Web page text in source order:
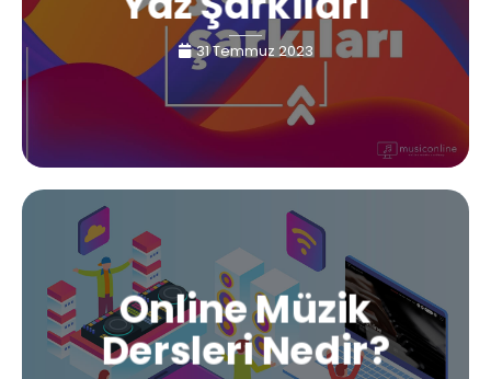
31 Temmuz 2023
Online Müzik
Dersleri Nedir?